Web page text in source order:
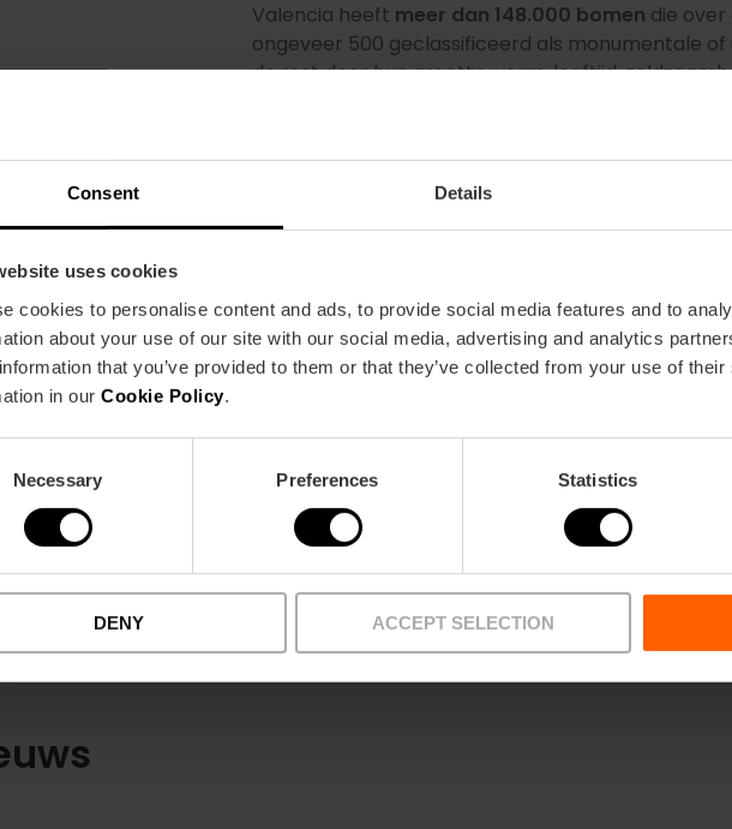
Consent Details
uses cookies
cookies to personalise content and ads, to provide social media features and to
about your use of our site with our social media, advertising and analytics
that you’ve provided to them or that they’ve collected from your use of
in our Cookie Policy
Necessary Preferences Statistics
DENY ACCEPT SELECTION
Valencia heeft meer dan 148.000 bomen die over
ongeveer 500 geclassificeerd als monumentale
de rest door hun grootte, vorm, leeftijd,
omdat ze deel uitmaken van mythen of tradities.
die in de stad
cipres en de acacia. Wat reizigers die de stad
sinaasappelbomendie verspreid staan langs
vullen met de geur van jasmijn wanneer de lente
de boomsoort die in het grootste aantal wijken te
aurantium) waarvan de vrucht niet eetbaar is. Elk
sinaasappels geoogst, die worden